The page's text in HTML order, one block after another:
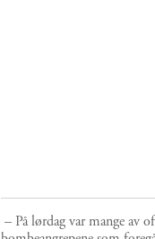
– På lørdag var mange av